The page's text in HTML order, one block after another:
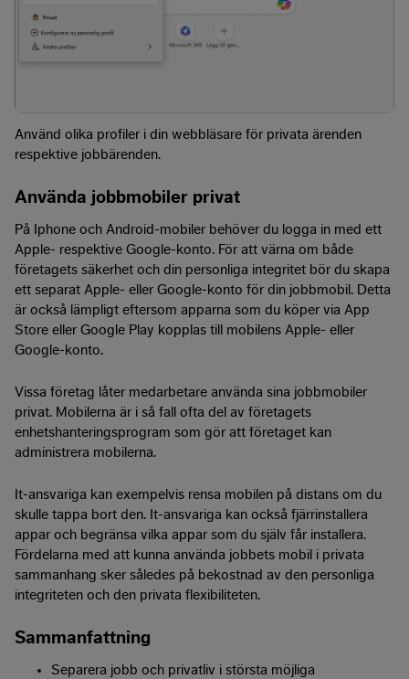
Använd olika profiler i din webbläsare för privata ärenden
respektive jobbärenden.
Använda jobbmobiler privat
På Iphone och Android-mobiler behöver du logga in med ett
Apple- respektive Google-konto. För att värna om både
företagets säkerhet och din personliga integritet bör du skapa
ett separat Apple- eller Google-konto för din jobbmobil. Detta
är också lämpligt eftersom apparna som du köper via App
Store eller Google Play kopplas till mobilens Apple- eller
Google-konto.
Vissa företag låter medarbetare använda sina jobbmobiler
privat. Mobilerna är i så fall ofta del av företagets
enhetshanteringsprogram som gör att företaget kan
administrera mobilerna.
It-ansvariga kan exempelvis rensa mobilen på distans om du
skulle tappa bort den. It-ansvariga kan också fjärrinstallera
appar och begränsa vilka appar som du själv får installera.
Fördelarna med att kunna använda jobbets mobil i privata
sammanhang sker således på bekostnad av den personliga
integriteten och den privata flexibiliteten.
Sammanfattning
Separera jobb och privatliv i största möjliga